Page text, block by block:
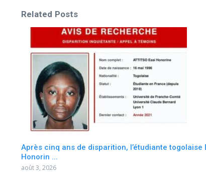
Related Posts
Après cinq ans de disparition, l’étudiante togolaise
Honorin ...
août 3, 2026